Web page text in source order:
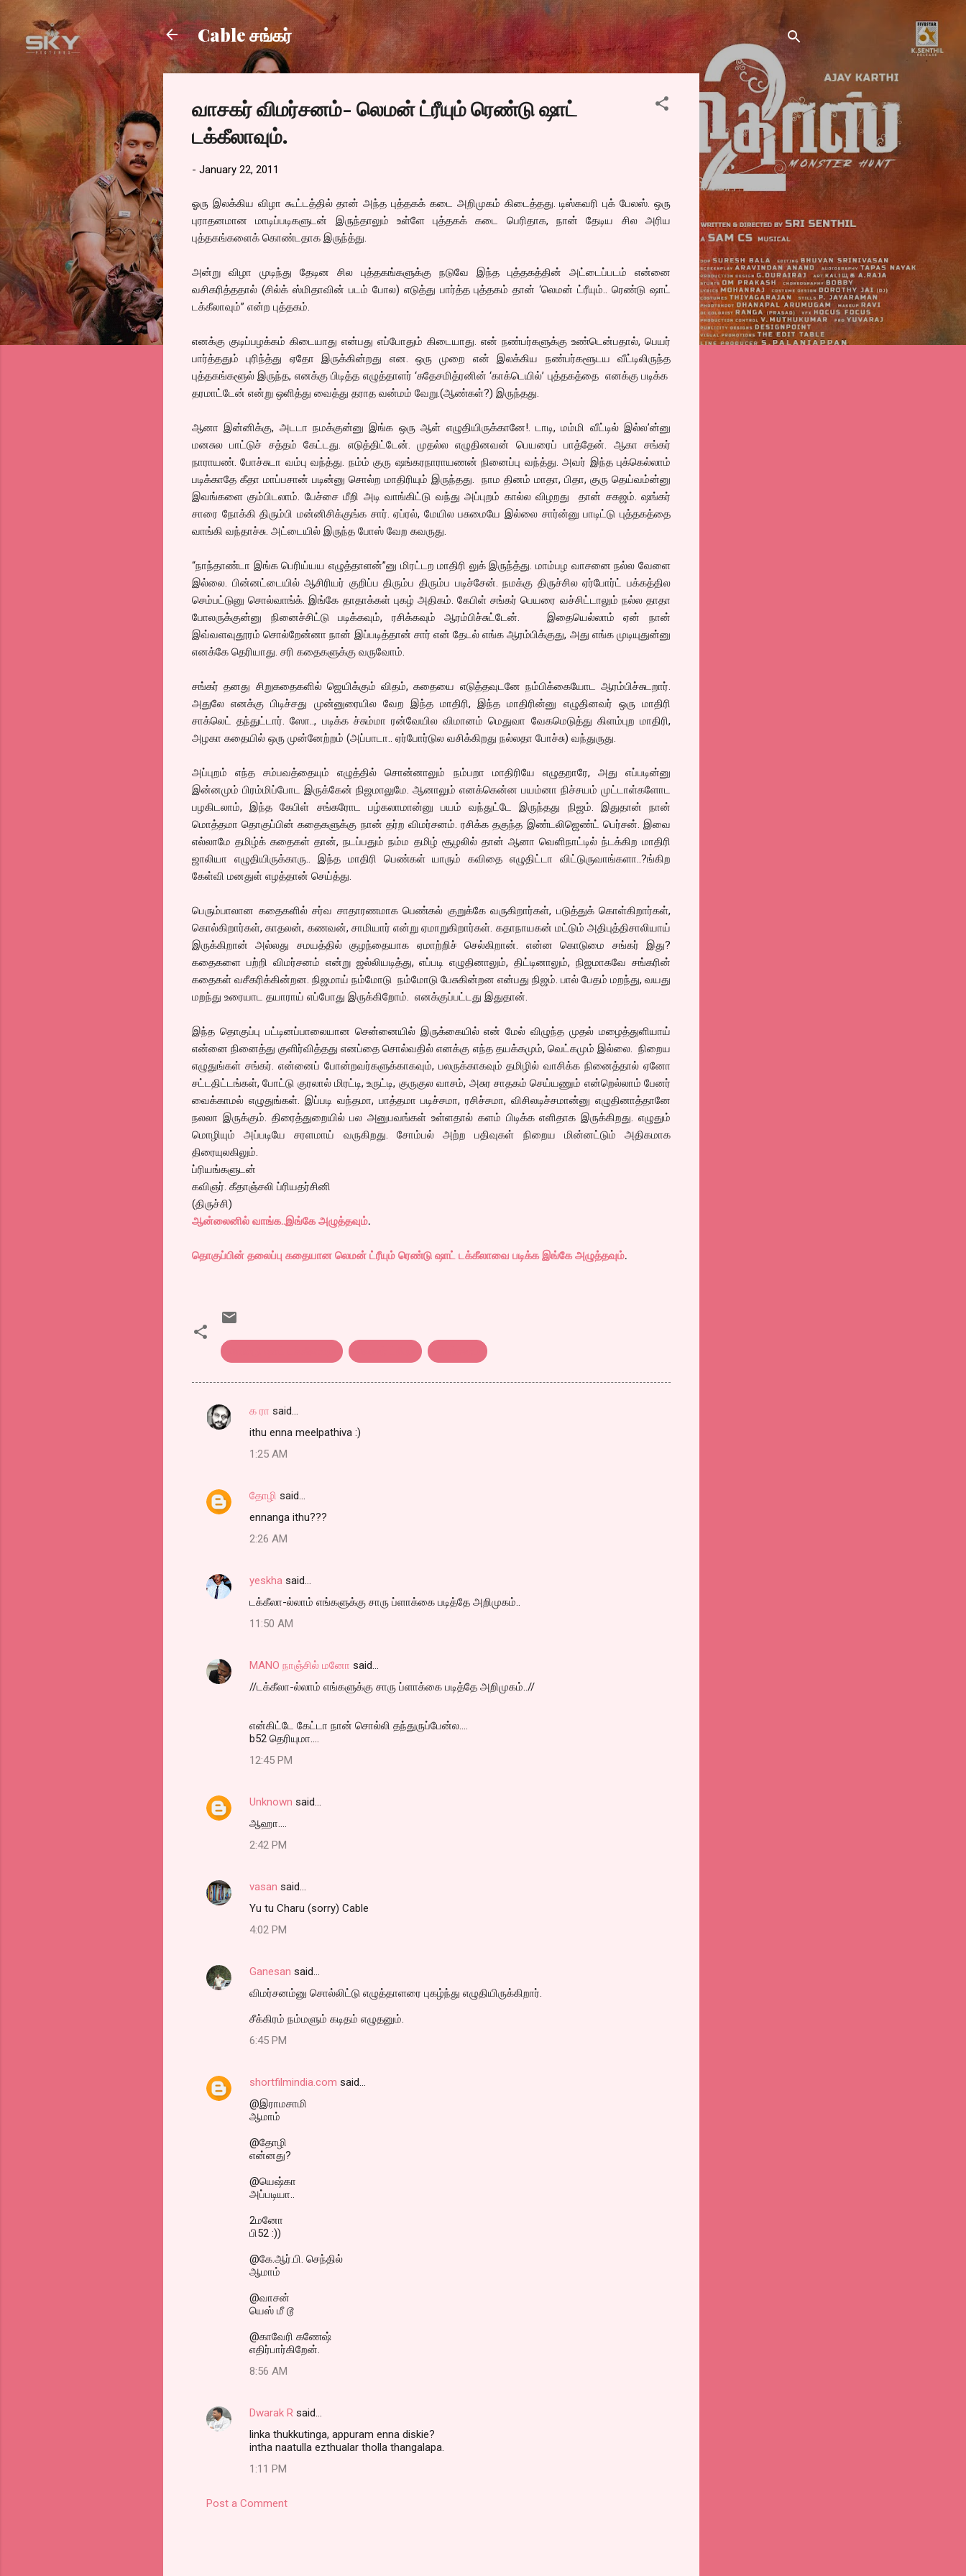
Skip to main content
Cable சங்கர்
வாசகர் விமர்சனம்- லெமன் ட்ரீயும் ரெண்டு ஷாட்
டக்கீலாவும்.
- January 22, 2011
ஓரு இலக்கிய விழா கூட்டத்தில் தான் அந்த புத்தகக் கடை அறிமுகம் கிடைத்தது. டிஸ்கவரி புக் பேலஸ். ஒரு
புராதனமான மாடிப்படிகளுடன் இருந்தாலும் உள்ளே புத்தகக் கடை பெரிதாக, நான் தேடிய சில அரிய
புத்தகங்களைக் கொண்டதாக இருந்த்து.
அன்று விழா முடிந்து தேடின சில புத்தகங்களுக்கு நடுவே இந்த புத்தகத்தின் அட்டைப்படம் என்னை
வசிகரித்ததால் (சில்க் ஸ்மிதாவின் படம் போல) எடுத்து பார்த்த புத்தகம் தான் ‘லெமன் ட்ரீயும்.. ரெண்டு ஷாட்
டக்கீலாவும்” என்ற புத்தகம்.
எனக்கு குடிப்பழக்கம் கிடையாது என்பது எப்போதும் கிடையாது. என் நண்பர்களுக்கு உண்டென்பதால், பெயர்
பார்த்ததும் புரிந்த்து ஏதோ இருக்கின்றது என. ஒரு முறை என் இலக்கிய நண்பர்களூடய வீட்டிலிருந்த
புத்தகங்களூல் இருந்த, எனக்கு பிடித்த எழுத்தாளர் ‘சுதேசமித்ரனின் ‘காக்டெயில்’ புத்தகத்தை எனக்கு படிக்க
தரமாட்டேன் என்று ஒளித்து வைத்து தராத வன்மம் வேறு.(ஆண்கள்?) இருந்தது.
ஆனா இன்னிக்கு, அடடா நமக்குன்னு இங்க ஒரு ஆள் எழுதியிருக்கானே!. டாடி, மம்மி வீட்டில் இல்ல’ன்னு
மனசுல பாட்டுச் சத்தம் கேட்டது. எடுத்திட்டேன். முதல்ல எழுதினவன் பெயரைப் பாத்தேன். ஆகா சங்கர்
நாராயண். போச்சுடா வம்பு வந்த்து. நம்ம் குரு ஷங்கரநாராயணன் நினைப்பு வந்த்து. அவர் இந்த புக்கெல்லாம்
படிக்காதே கீதா மாப்பசான் படின்னு சொல்ற மாதிரியும் இருந்தது. நாம தினம் மாதா, பிதா, குரு தெய்வம்ன்னு
இவங்களை கும்பிடலாம். பேச்சை மீறி அடி வாங்கிட்டு வந்து அப்புறம் கால்ல விழறது தான் சகஜம். ஷங்கர்
சாரை நோக்கி திரும்பி மன்னிசிக்குங்க சார். ஏப்ரல், மேயில பசுமையே இல்லை சார்ன்னு பாடிட்டு புத்தகத்தை
வாங்கி வந்தாச்சு. அட்டையில் இருந்த போஸ் வேற கவருது.
“நாந்தாண்டா இங்க பெரிய்யய எழுத்தாளன்”னு மிரட்டற மாதிரி லுக் இருந்த்து. மாம்பழ வாசனை நல்ல வேளை
இல்லை. பின்னட்டையில் ஆசிரியர் குறிப்ப திரும்ப திரும்ப படிச்சேன். நமக்கு திருச்சில ஏர்போர்ட் பக்கத்தில
செம்பட்டுனு சொல்வாங்க். இங்கே தாதாக்கள் புகழ் அதிகம். கேபிள் சங்கர் பெயரை வச்சிட்டாலும் நல்ல தாதா
போலருக்குன்னு நினைச்சிட்டு படிக்கவும், ரசிக்கவும் ஆரம்பிச்சுட்டேன். இதையெல்லாம் ஏன் நான்
இவ்வளவுதூரம் சொல்றேன்னா நான் இப்படித்தான் சார் என் தேடல் எங்க ஆரம்பிக்குது, அது எங்க முடியுதுன்னு
எனக்கே தெரியாது. சரி கதைகளுக்கு வருவோம்.
சங்கர் தனது சிறுகதைகளில் ஜெயிக்கும் விதம், கதையை எடுத்தவுடனே நம்பிக்கையோட ஆரம்பிச்சுடறார்.
அதுலே எனக்கு பிடிச்சது முன்னுரையில வேற இந்த மாதிரி, இந்த மாதிரின்னு எழுதினவர் ஒரு மாதிரி
சாக்லெட் தந்துட்டார். ஸோ.., படிக்க ச்சும்மா ரன்வேயில விமானம் மெதுவா வேகமெடுத்து கிளம்புற மாதிரி,
அழகா கதையில் ஒரு முன்னேற்றம் (அப்பாடா.. ஏர்போர்டுல வசிக்கிறது நல்லதா போச்சு) வந்துருது.
அப்புறம் எந்த சம்பவத்தையும் எழுத்தில் சொன்னாலும் நம்பறா மாதிரியே எழுதறாரே, அது எப்படின்னு
இன்னமும் பிரம்மிப்போட இருக்கேன் நிஜமாலுமே. ஆனாலும் எனக்கென்ன பயம்னா நிச்சயம் முட்டாள்களோட
பழகிடலாம், இந்த கேபிள் சங்கரோட பழ்கலாமான்னு பயம் வந்துட்டே இருந்தது நிஜம். இதுதான் நான்
மொத்தமா தொகுப்பின் கதைகளுக்கு நான் தர்ற விமர்சனம். ரசிக்க தகுந்த இண்டலிஜெண்ட் பெர்சன். இவை
எல்லாமே தமிழ்க் கதைகள் தான், நடப்பதும் நம்ம தமிழ் சூழலில் தான் ஆனா வெளிநாட்டில் ந்டக்கிற மாதிரி
ஜாலியா எழுதியிருக்காரு.. இந்த மாதிரி பெண்கள் யாரும் கவிதை எழுதிட்டா விட்டுருவாங்களா..?ங்கிற
கேள்வி மனதுள் எழத்தான் செய்த்து.
பெரும்பாலான கதைகளில் சர்வ சாதாரணமாக பெண்கல் குறுக்கே வருகிறார்கள், படுத்துக் கொள்கிறார்கள்,
கொல்கிறார்கள், காதலன், கணவன், சாமியார் என்று ஏமாறுகிறார்கள். கதாநாயகன் மட்டும் அதிபுத்திசாலியாய்
இருக்கிறான் அல்லது சமயத்தில் குழந்தையாக ஏமாற்றிச் செல்கிறான். என்ன கொடுமை சங்கர் இது?
கதைகளை பற்றி விமர்சனம் என்று ஜல்லியடித்து, எப்படி எழுதினாலும், திட்டினாலும், நிஜமாகவே சங்கரின்
கதைகள் வசீகரிக்கின்றன. நிஜமாய் நம்மோடு நம்மோடு பேசுகின்றன என்பது நிஜம். பால் பேதம் மறந்து, வயது
மறந்து உரையாட தயாராய் எப்போது இருக்கிறோம். எனக்குப்பட்டது இதுதான்.
இந்த தொகுப்பு பட்டினப்பாலையான சென்னையில் இருக்கையில் என் மேல் விழுந்த முதல் மழைத்துளியாய்
என்னை நினைத்து குளிர்வித்தது எனப்தை சொல்வதில் எனக்கு எந்த தயக்கமும், வெட்கமும் இல்லை. நிறைய
எழுதுங்கள் சங்கர். என்னைப் போன்றவர்களுக்காகவும், பலருக்காகவும் தமிழில் வாசிக்க நினைத்தால் ஏனோ
சட்டதிட்டங்கள், போட்டு குரலால் மிரட்டி, உருட்டி, குருகுல வாசம், அசுர சாதகம் செய்யணும் என்றெல்லாம் பேனர்
வைக்காமல் எழுதுங்கள். இப்படி வந்தமா, பாத்தமா படிச்சமா, ரசிச்சமா, விசிலடிச்சமான்னு எழுதினாத்தானே
நலலா இருக்கும். திரைத்துறையில் பல அனுபவங்கள் உள்ளதால் களம் பிடிக்க எளிதாக இருக்கிறது. எழுதும்
மொழியும் அப்படியே சரளமாய் வருகிறது. சோம்பல் அற்ற பதிவுகள் நிறைய மின்னட்டும் அதிகமாக
திரையுலகிலும்.
ப்ரியங்களுடன்
கவிஞர். கீதாஞ்சலி ப்ரியதர்சினி
(திருச்சி)
ஆன்லைனில் வாங்க..இங்கே அழுத்தவும்.
தொகுப்பின் தலைப்பு கதையான லெமன் ட்ரீயும் ரெண்டு ஷாட் டக்கீலாவை படிக்க இங்கே அழுத்தவும்.
C
e
க ரா said…
ithu enna meelpathiva :)
1:25 AM
தோழி said…
ennanga ithu???
2:26 AM
yeskha said…
டக்கீலா-ல்லாம் எங்களுக்கு சாரு ப்ளாக்கை படித்தே அறிமுகம்..
11:50 AM
MANO நாஞ்சில் மனோ said…
//டக்கீலா-ல்லாம் எங்களுக்கு சாரு ப்ளாக்கை படித்தே அறிமுகம்..//
என்கிட்டே கேட்டா நான் சொல்லி தந்துருப்பேன்ல....
b52 தெரியுமா....
12:45 PM
Unknown said…
ஆஹா....
2:42 PM
vasan said…
Yu tu Charu (sorry) Cable
4:02 PM
Ganesan said…
விமர்சனம்னு சொல்லிட்டு எழுத்தாளரை புகழ்ந்து எழுதியிருக்கிறார்.
சீக்கிரம் நம்மளும் கடிதம் எழுதனும்.
6:45 PM
shortfilmindia.com said…
@இராமசாமி
ஆமாம்
@தோழி
என்னது?
@யெஷ்கா
அப்படியா..
2மனோ
பி52 :))
@கே.ஆர்.பி. செந்தில்
ஆமாம்
@வாசன்
யெஸ் மீ டூ
@காவேரி கணேஷ்
எதிர்பார்கிறேன்.
8:56 AM
Dwarak R said…
linka thukkutinga, appuram enna diskie?
intha naatulla ezthualar tholla thangalapa.
1:11 PM
Post a Comment